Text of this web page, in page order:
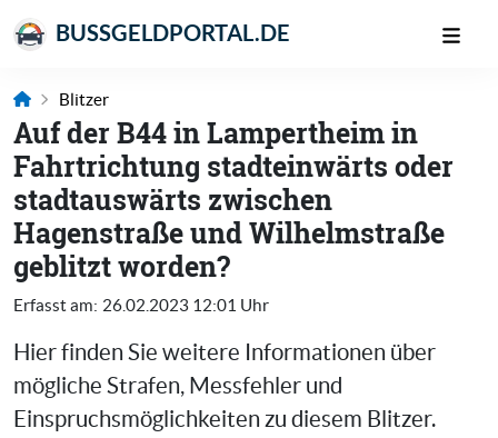
BUSSGELDPORTAL.DE
Blitzer
Auf der B44 in Lampertheim in
Fahrtrichtung stadteinwärts oder
stadtauswärts zwischen
Hagenstraße und Wilhelmstraße
geblitzt worden?
Erfasst am: 26.02.2023 12:01 Uhr
Hier finden Sie weitere Informationen über
mögliche Strafen, Messfehler und
Einspruchsmöglichkeiten zu diesem Blitzer.